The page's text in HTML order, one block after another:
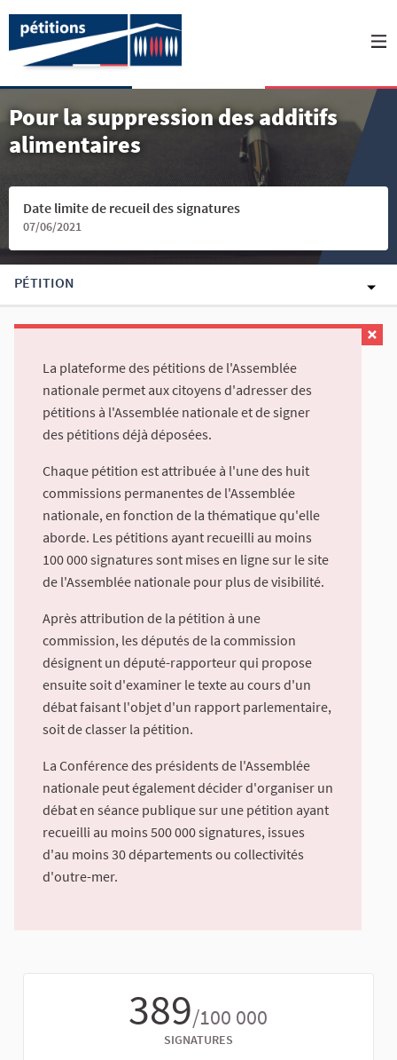
Pour la suppression des additifs
alimentaires
Date limite de recueil des signatures
07/06/2021
PÉTITION
La plateforme des pétitions de l'Assemblée
nationale permet aux citoyens d'adresser des
pétitions à l'Assemblée nationale et de signer
des pétitions déjà déposées.
Chaque pétition est attribuée à l'une des huit
commissions permanentes de l'Assemblée
nationale, en fonction de la thématique qu'elle
aborde. Les pétitions ayant recueilli au moins
100 000 signatures sont mises en ligne sur le site
de l'Assemblée nationale pour plus de visibilité.
Après attribution de la pétition à une
commission, les députés de la commission
désignent un député-rapporteur qui propose
ensuite soit d'examiner le texte au cours d'un
débat faisant l'objet d'un rapport parlementaire,
soit de classer la pétition.
La Conférence des présidents de l'Assemblée
nationale peut également décider d'organiser un
débat en séance publique sur une pétition ayant
recueilli au moins 500 000 signatures, issues
d'au moins 30 départements ou collectivités
d'outre-mer.
389/100 000
SIGNATURES